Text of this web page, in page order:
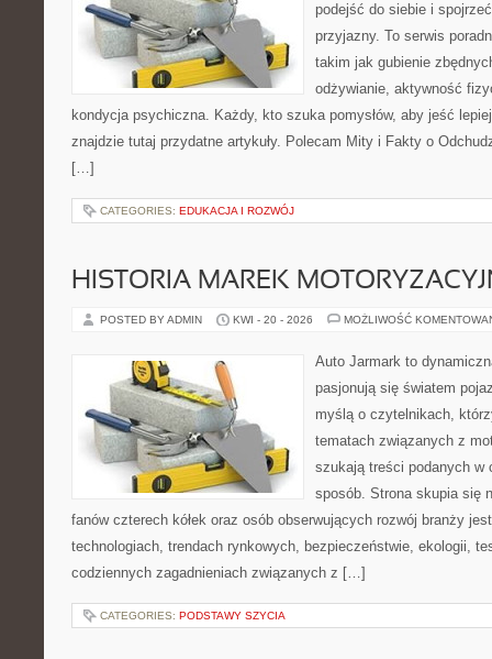
podejść do siebie i
przyjazny. To serwis
takim jak gubienie
odżywianie, aktywność
kondycja psychiczna. Każdy, kto szuka pomysłów, aby jeść
znajdzie tutaj przydatne artykuły. Polecam Mity i Fakty o
[…]
CATEGORIES: EDUKACJA I ROZWÓJ
HISTORIA MAREK
POSTED BY ADMIN KWI - 20 - 2026 MOŻLIWOŚĆ
Auto Jarmark to
pasjonują się światem
myślą o czytelnikach,
tematach związanych z
szukają treści podanych w
sposób. Strona skupia się
fanów czterech kółek oraz osób obserwujących rozwój branży
technologiach, trendach rynkowych, bezpieczeństwie, ekologii,
codziennych zagadnieniach związanych z […]
CATEGORIES: PODSTAWY SZYCIA